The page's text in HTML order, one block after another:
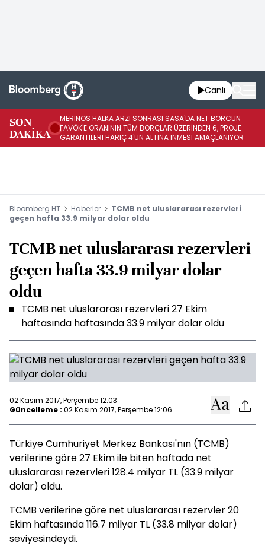
Canlı
SON
DAKİKA
MERİNOS HALKA ARZI SONRASI SASA'DA NET BORCUN
FAVÖK'E ORANININ TÜM BORÇLAR ÜZERİNDEN 6, PROJE
GARANTİLERİ HARİÇ 4'ÜN ALTINA İNMESİ AMAÇLANIYOR
Bloomberg HT Haberler
TCMB net uluslararası rezervleri
geçen hafta 33.9 milyar dolar oldu
TCMB net uluslararası rezervleri
geçen hafta 33.9 milyar dolar
oldu
TCMB net uluslararası rezervleri 27 Ekim
haftasında haftasında 33.9 milyar dolar oldu
02 Kasım 2017, Perşembe 12:03
Güncelleme : 02 Kasım 2017, Perşembe 12:06
Türkiye Cumhuriyet Merkez Bankası'nın (TCMB)
verilerine göre 27 Ekim ile biten haftada net
uluslararası rezervleri 128.4 milyar TL (33.9 milyar
dolar) oldu.
TCMB verilerine göre net uluslararası rezervler 20
Ekim haftasında 116.7 milyar TL (33.8 milyar dolar)
seviyesindeydi.